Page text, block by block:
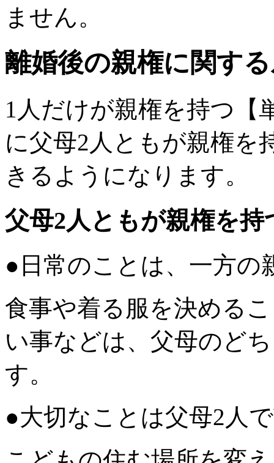
ません。
離婚後の親権に関す
1人だけが親権を持つ【
に父母2人ともが親権を
きるようになります。
父母2人ともが親権を
●日常のことは、一方の
食事や着る服を決める
い事などは、父母のど
す。
●大切なことは父母2人